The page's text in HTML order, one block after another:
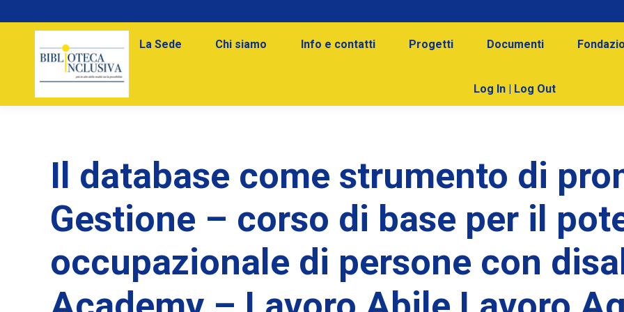
La Sede Chi siamo Info e contatti Progetti Documenti
Log In | Log Out
Il database come strumento di
Gestione – corso di base per il
occupazionale di persone con